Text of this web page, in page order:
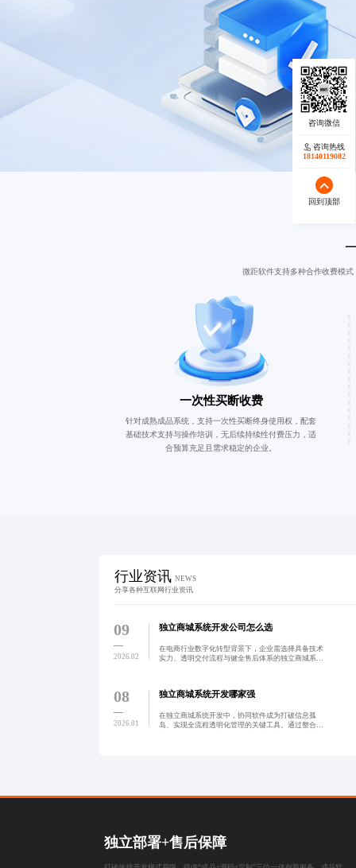
微距软件支持多种合作收费模
一次性买断收费
针对成熟成品系统，支持一次性买断终身使用权，配套
基础技术支持与操作培训，无后续持续性付费压力，适
合预算充足且需求稳定的企业。
行业资讯 NEWS
分享各种互联网行业资讯
09
2026.02
独立商城系统开发公司怎么选
在电商行业数字化转型背景下，企业需选择具备技术
实力、透明交付流程与健全售后体系的独立商城系统
08
2026.01
独立商城系统开发哪家强
在独立商城系统开发中，协同软件成为打破信息孤
岛、实现全流程透明化管理的关键工具。通过整合设
咨询热线
18140119082
回到顶部
独立部署+售后保障